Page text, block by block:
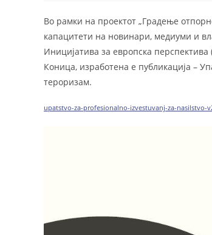
Во рамки на проектот „Градење
капацитети на новинари, медиуми и
Иницијатива за европска
Коница, изработена е публикација –
тероризам.
upatstvo-za-profesionalno-izvestuvanj-za-nasilstvo-